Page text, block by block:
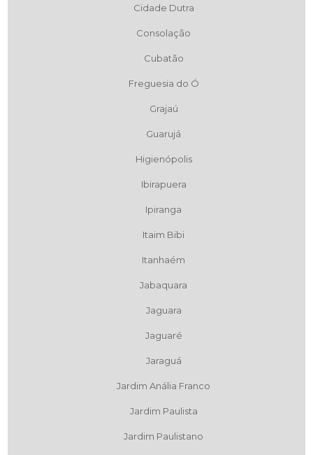
Cidade Dutra
Consolação
Cubatão
Freguesia do Ó
Grajaú
Guarujá
Higienópolis
Ibirapuera
Ipiranga
Itaim Bibi
Itanhaém
Jabaquara
Jaguara
Jaguaré
Jaraguá
Jardim Anália Franco
Jardim Paulista
Jardim Paulistano